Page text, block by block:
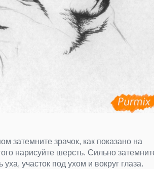
затемните зрачок, как показано на
нарисуйте шерсть. Сильно
участок под ухом и вокруг глаза.